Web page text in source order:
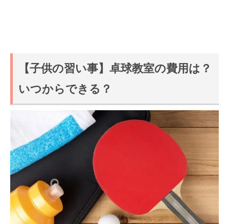
【子供の習い事】卓球教室の費用は？
いつからできる？